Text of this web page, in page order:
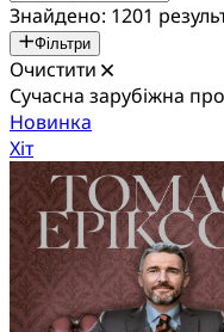
Знайдено: 1201
Фільтри
Очистити
Сучасна зарубіжна
Новинка
Хіт